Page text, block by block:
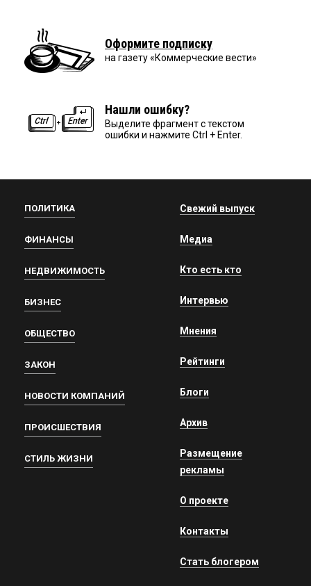
Оформите подписку
на газету «Коммерческие вести»
Нашли ошибку?
Выделите фрагмент с текстом
ошибки и нажмите Ctrl + Enter.
ПОЛИТИКА
ФИНАНСЫ
НЕДВИЖИМОСТЬ
БИЗНЕС
ОБЩЕСТВО
ЗАКОН
НОВОСТИ КОМПАНИЙ
ПРОИСШЕСТВИЯ
СТИЛЬ ЖИЗНИ
Свежий выпуск
Медиа
Кто есть кто
Интервью
Мнения
Рейтинги
Блоги
Архив
Размещение
рекламы
О проекте
Контакты
Стать блогером